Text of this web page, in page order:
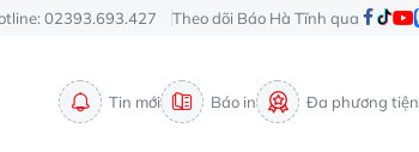
02393.693.427 Theo dõi Báo Hà Tĩnh qua
Tin mới Báo in Đa phương tiện